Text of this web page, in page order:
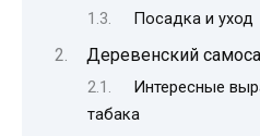
Посадка и уход
Деревенский
Интересные
табака